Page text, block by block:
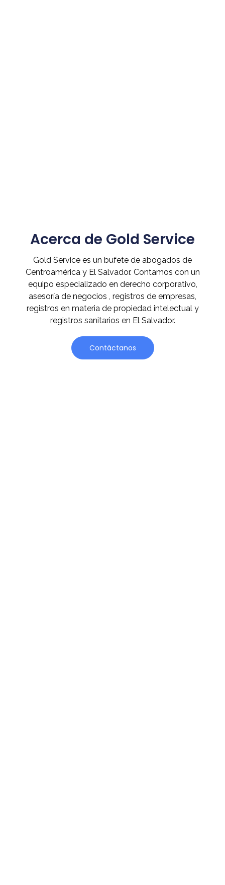
Acerca de Gold Service
Gold Service es un bufete de abogados de
Centroamérica y El Salvador. Contamos con un
equipo especializado en derecho corporativo,
asesoría de negocios , registros de empresas,
registros en materia de propiedad intelectual y
registros sanitarios en El Salvador.
Contáctanos